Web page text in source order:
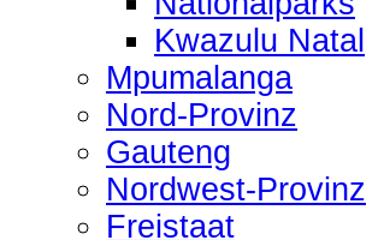
Kwazulu Natal
Mpumalanga
Nord-Provinz
Gauteng
Nordwest-Provinz
Freistaat